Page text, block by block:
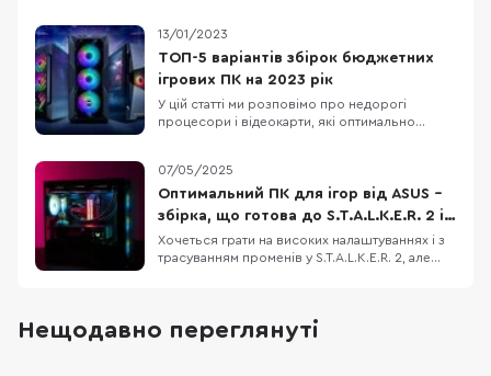
та AMD випустили нові лінійки відеокарт, але
вони ще малодоступні й коштують занадто
дорого. Тому в кожному ПК ми підбираємо
оптимальни
13/01/2023
ТОП-5 варіантів збірок бюджетних
ігрових ПК на 2023 рік
У цій статті ми розповімо про недорогі
процесори і відеокарти, які оптимально
для них материнські плати, оперативну
пам'ять і блоки живлення. Отож, п'ять
конфігурацій ПК від мінімальної для
кіберспорту до ультимат
07/05/2025
Оптимальний ПК для ігор від ASUS –
збірка, що готова до S.T.A.L.K.E.R. 2 і
не тільки
Хочеться грати на високих налаштуваннях і з
трасуванням променів у S.T.A.L.K.E.R. 2, але
комфортом, але й стрімити ігри на популярні
платформи. Корпус ASUS A23 Plus, блок
Нещодавно переглянуті